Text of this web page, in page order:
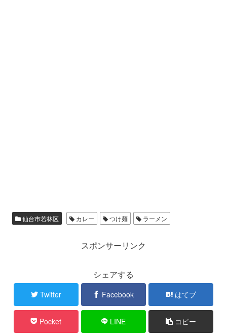
仙台市若林区 カレー つけ麺 ラーメン
スポンサーリンク
シェアする
Twitter Facebook はてブ
Pocket LINE コピー